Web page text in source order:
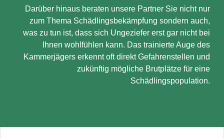
Darüber hinaus beraten unsere Partner Sie nicht nur
zum Thema Schädlingsbekämpfung sondern auch,
was zu tun ist, dass sich Ungeziefer erst gar nicht bei
Ihnen wohlfühlen kann. Das trainierte Auge des
Kammerjägers erkennt oft direkt Gefahrenstellen und
zukünftig mögliche Brutplätze für eine
Schädlingspopulation.